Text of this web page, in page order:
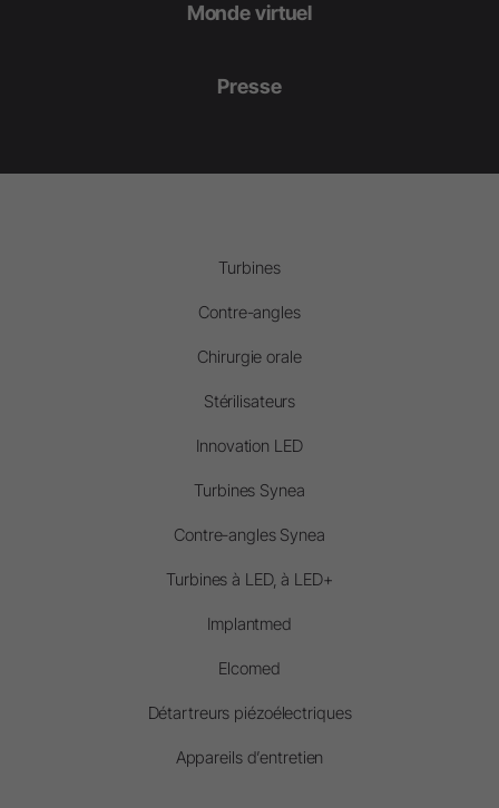
Monde virtuel
Presse
Turbines
Contre-angles
Chirurgie orale
Stérilisateurs
Innovation LED
Turbines Synea
Contre-angles Synea
Turbines à LED, à LED+
Implantmed
Elcomed
Détartreurs piézoélectriques
Appareils d’entretien